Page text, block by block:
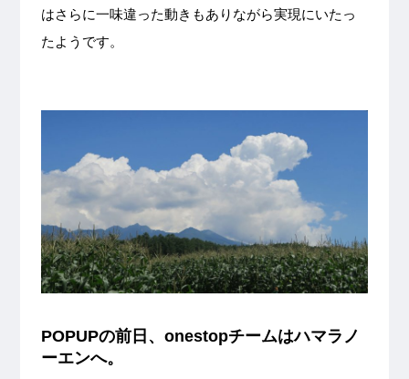
はさらに一味違った動きもありながら実現にいたっ
たようです。
POPUPの前日、onestopチームはハマラノ
ーエンへ。